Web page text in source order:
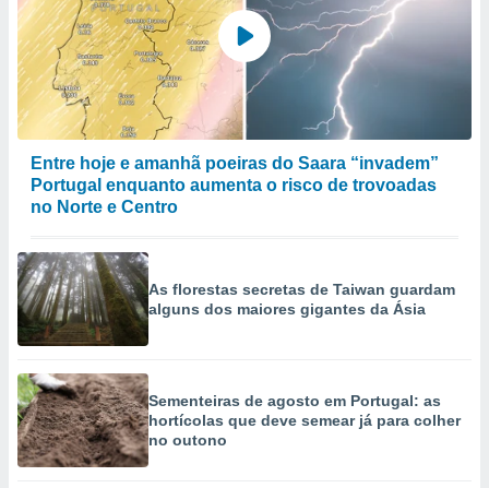
Entre hoje e amanhã poeiras do Saara “invadem”
Portugal enquanto aumenta o risco de trovoadas
no Norte e Centro
As florestas secretas de Taiwan guardam
alguns dos maiores gigantes da Ásia
Sementeiras de agosto em Portugal: as
hortícolas que deve semear já para colher
no outono